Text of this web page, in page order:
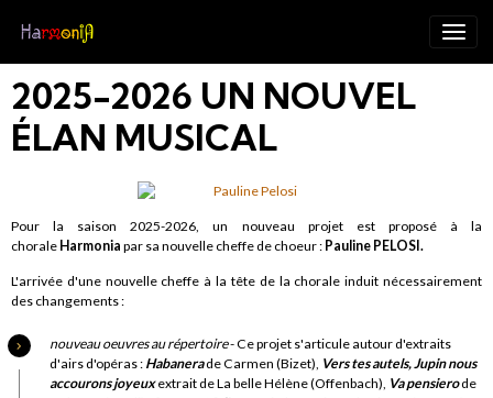
2025-2026 UN NOUVEL
ÉLAN MUSICAL
Pour la saison 2025-2026, un nouveau projet est proposé à la
chorale Harmonia par sa nouvelle cheffe de choeur : Pauline PELOSI.
L'arrivée d'une nouvelle cheffe à la tête de la chorale induit nécessairement
des changements :
nouveau oeuvres au répertoire- Ce projet s'articule autour d'extraits
d'airs d'opéras : Habanerade Carmen (Bizet), Vers tes autels, Jupin nous
accourons joyeuxextrait de La belle Hélène (Offenbach), Va pensierode